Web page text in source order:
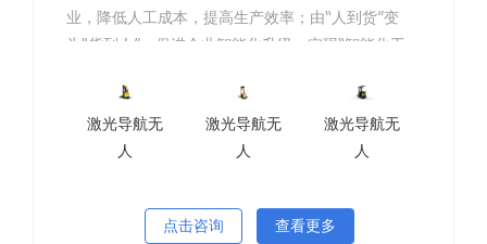
业，降低人工成本，提高生产效率；由“人到货”变
为“货到人”，促进企业智能化升级，实现“智能化工
的反光板，或依据现场的电磁轨道来设立其前进路
线，电磁轨道黏贴於地板上，无人搬运叉车则寄托电
磁轨道所带来的讯息进行挪动与动作。
激光导航无
人
激光导航无
人
激光导航无
人
点击咨询 查看更多